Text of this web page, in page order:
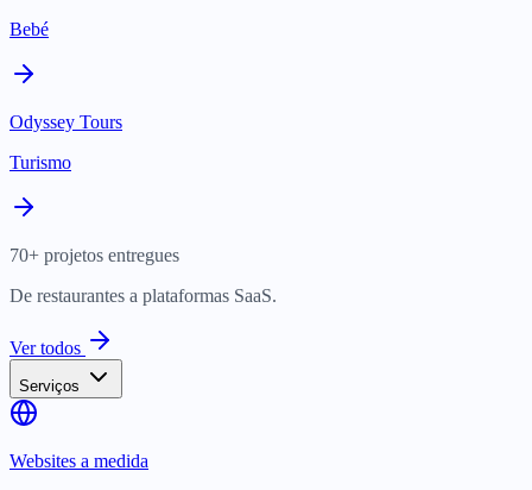
Bebé
Odyssey Tours
Turismo
70+ projetos entregues
De restaurantes a plataformas SaaS.
Ver todos
Serviços
Websites a medida